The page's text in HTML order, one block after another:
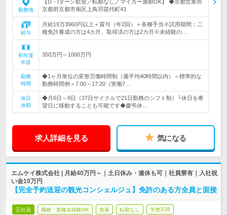
勤務地
【U・Iターン歓迎／転勤なし／マイカー通勤OK】 ◆京都営業所
京都府京都市南区上鳥羽苗代町43
給与
月給19万3960円以上＋賞与（年2回）＋各種手当※試用期間：二
種免許養成の方は4カ月、取得済の方は2カ月※未経験の…
初年度
年収
350万円～1000万円
勤務
時間
◆1ヶ月単位の変形労働時間制（週平均40時間以内）＜標準的な
勤務時間例＞7:00～17:20（実働7…
休日
休暇
◆月6日～9日（27日サイクルで21日勤務のシフト制）└休日を希
望日に移動することも可能です◆慶弔休…
求人詳細を見る 気になる
エムケイ株式会社 | 月給40万円～｜土日休み・連休も可｜社員寮有｜入社祝
い金10万円
【完全予約送迎の観光コンシェルジュ】免許のある方全員と面接
正社員 職種・業種未経験OK 急募 転勤なし 学歴不問